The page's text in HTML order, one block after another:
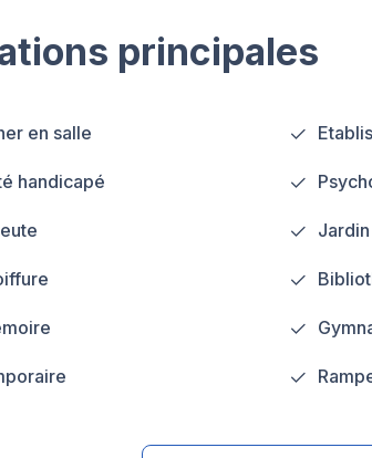
principales
en salle
handicapé
Jardin